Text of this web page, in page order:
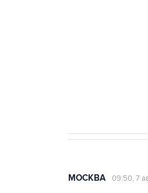
МОСКВА 09:50, 7